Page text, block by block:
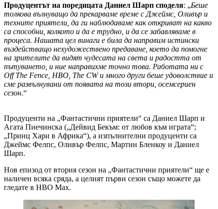
Продуцентът на поредицата Даниел Шарп споделя: „Беше
толкова вълнуващо да прекарваме време с Джеймс, Оливър и
техните приятели, да ги наблюдаваме как откриват на какво
са способни, колкото и да е трудно, и да се забавляваме в
процеса. Нашата цел винаги е била да направим истински
въздействащо нехудожествено предаване, което да помогне
на зрителите да видят чудесата на света и радостта от
пътуването, и ние направихме точно това. Работата ни с
Off The Fence, HBO, The CW и много други беше удоволствие и
сме развълнувани от появата на този втори, осемсериен
сезон.“
Продуценти на „Фантастични приятели“ са Даниел Шарп и
Агата Пиечинска („Дейвид Бекъм: от любов към играта“;
„Принц Хари в Африка“), а изпълнителни продуценти са
Джеймс Фелпс, Оливър Фелпс, Мартин Бленкоу и Даниел
Шарп.
Нов епизод от втория сезон на „Фантастични приятели“ ще е
наличен всяка сряда, а целият първи сезон също можете да
гледате в HBO Max.